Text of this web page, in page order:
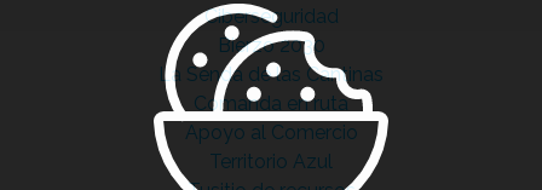
Ciberseguridad
Bierzo 2030
La Senda de las Cantinas
Comanda en ruta
Apoyo al Comercio
Territorio Azul